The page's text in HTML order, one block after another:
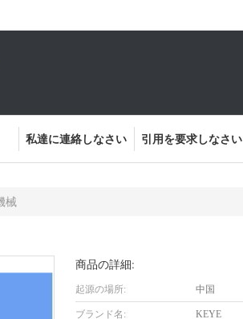
私達に連絡しなさい 引用を要求しなさい
械
商品の詳細:
起源の場所: 中国
ブランド名: KEYE